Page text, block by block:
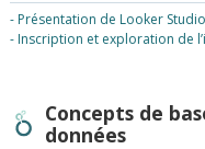
- Présentation de Looker
- Inscription et exploration de
Concepts de
données